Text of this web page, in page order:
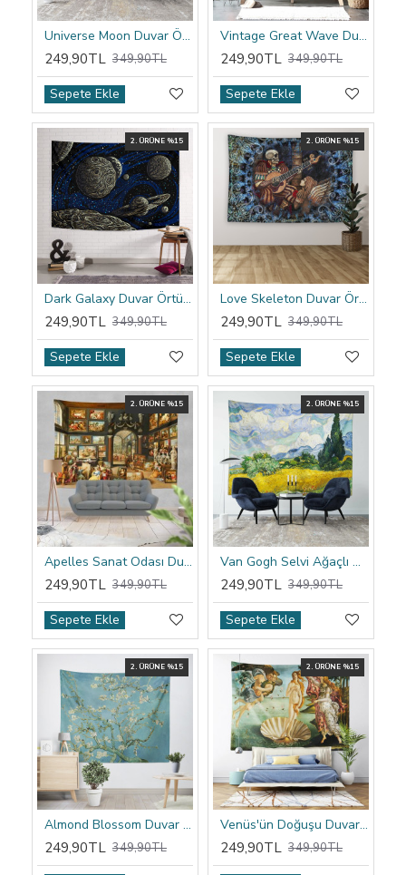
Universe Moon Duvar Örtüsü
249,90TL 349,90TL
Sepete Ekle
Vintage Great Wave Duvar Örtüsü
249,90TL 349,90TL
Sepete Ekle
2. ÜRÜNE %15
Dark Galaxy Duvar Örtüsü
249,90TL 349,90TL
Sepete Ekle
2. ÜRÜNE %15
Love Skeleton Duvar Örtüsü
249,90TL 349,90TL
Sepete Ekle
2. ÜRÜNE %15
Apelles Sanat Odası Duvar Örtüsü
249,90TL 349,90TL
Sepete Ekle
2. ÜRÜNE %15
Van Gogh Selvi Ağaçlı Buğday Tarlası Duvar Örtüsü
249,90TL 349,90TL
Sepete Ekle
2. ÜRÜNE %15
Almond Blossom Duvar Örtüsü
249,90TL 349,90TL
2. ÜRÜNE %15
Venüs'ün Doğuşu Duvar Örtüsü
249,90TL 349,90TL